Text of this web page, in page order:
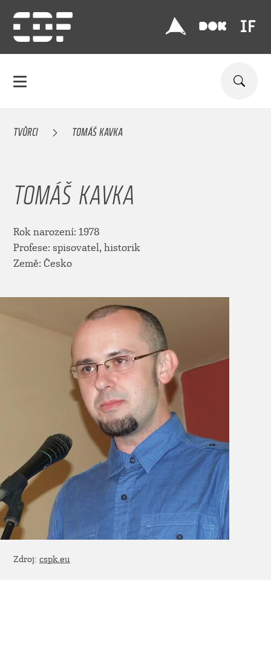
TVŮRCI TOMÁŠ KAVKA
TOMÁŠ KAVKA
Rok narození: 1978
Profese: spisovatel, historik
Země: Česko
Zdroj: cspk.eu